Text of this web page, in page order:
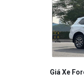
Giá Xe